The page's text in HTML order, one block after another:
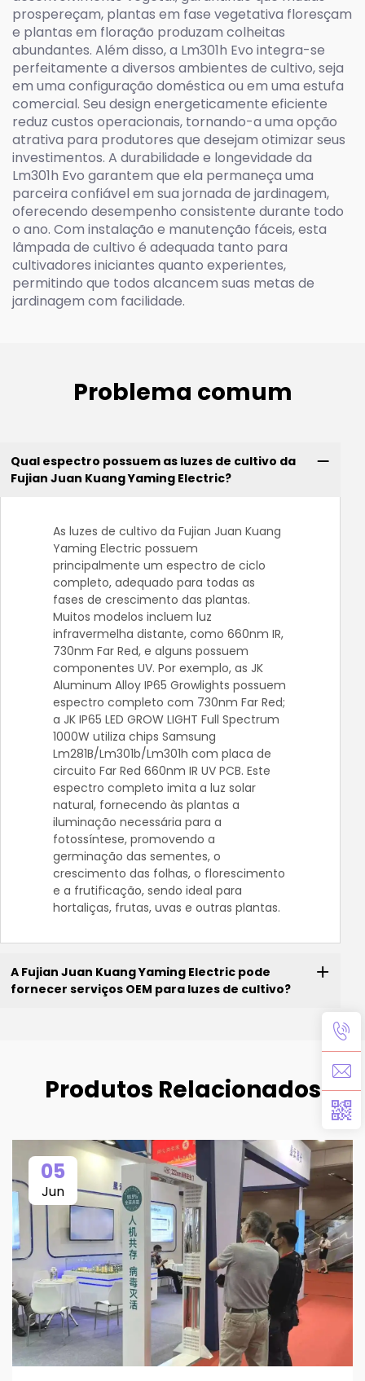
prospereçam, plantas em fase vegetativa floresçam
e plantas em floração produzam colheitas
abundantes. Além disso, a Lm301h Evo integra-se
perfeitamente a diversos ambientes de cultivo, seja
em uma configuração doméstica ou em uma estufa
comercial. Seu design energeticamente eficiente
reduz custos operacionais, tornando-a uma opção
atrativa para produtores que desejam otimizar seus
investimentos. A durabilidade e longevidade da
Lm301h Evo garantem que ela permaneça uma
parceira confiável em sua jornada de jardinagem,
oferecendo desempenho consistente durante todo
o ano. Com instalação e manutenção fáceis, esta
lâmpada de cultivo é adequada tanto para
cultivadores iniciantes quanto experientes,
permitindo que todos alcancem suas metas de
jardinagem com facilidade.
Problema comum
Qual espectro possuem as luzes de cultivo da
Fujian Juan Kuang Yaming Electric?
As luzes de cultivo da Fujian Juan Kuang
Yaming Electric possuem
principalmente um espectro de ciclo
completo, adequado para todas as
fases de crescimento das plantas.
Muitos modelos incluem luz
infravermelha distante, como 660nm IR,
730nm Far Red, e alguns possuem
componentes UV. Por exemplo, as JK
Aluminum Alloy IP65 Growlights possuem
espectro completo com 730nm Far Red;
a JK IP65 LED GROW LIGHT Full Spectrum
1000W utiliza chips Samsung
Lm281B/Lm301b/Lm301h com placa de
circuito Far Red 660nm IR UV PCB. Este
espectro completo imita a luz solar
natural, fornecendo às plantas a
iluminação necessária para a
fotossíntese, promovendo a
germinação das sementes, o
crescimento das folhas, o florescimento
e a frutificação, sendo ideal para
hortaliças, frutas, uvas e outras plantas.
A Fujian Juan Kuang Yaming Electric pode
fornecer serviços OEM para luzes de cultivo?
Produtos Relacionados
05
Jun